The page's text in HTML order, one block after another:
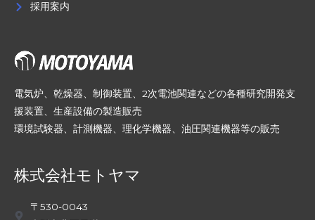
採用案内
電気炉、乾燥器、制御装置、2次電池関連などの各種研究開発支
援装置、生産設備の製造販売
環境試験器、計測機器、理化学機器、油圧関連機器等の販売
株式会社モトヤマ
〒530-0043